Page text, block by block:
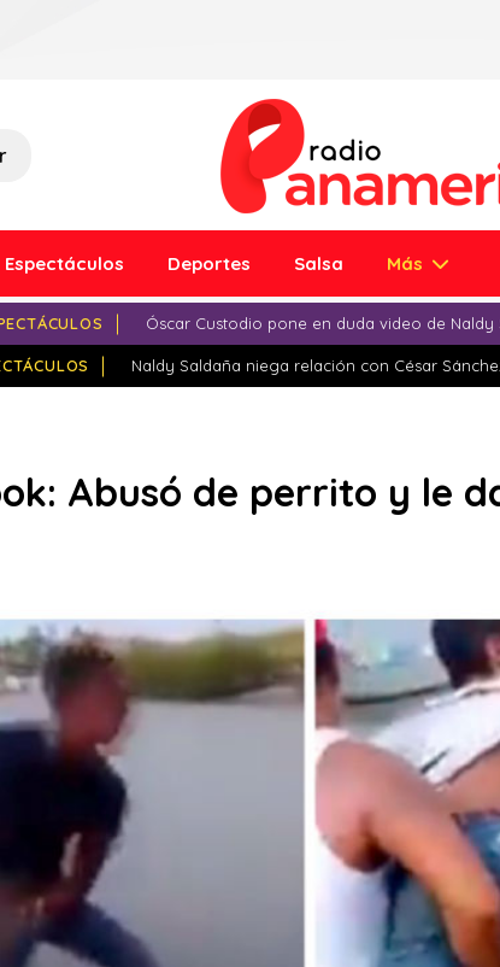
Espectáculos Deportes Salsa Más
Óscar Custodio pone en duda video de
Naldy Saldaña niega relación con César
Abusó de perrito y le